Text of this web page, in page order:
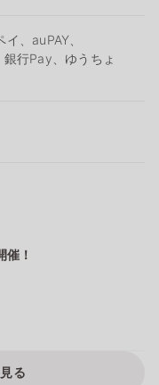
、auPAY、
行Pay、ゆうちょ
催！
る